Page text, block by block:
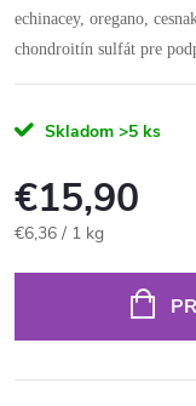
echinacey, oregano,
chondroitín sulfát pre
Skladom >5 ks
€15,90
Jednotková
€6,36 / 1 kg